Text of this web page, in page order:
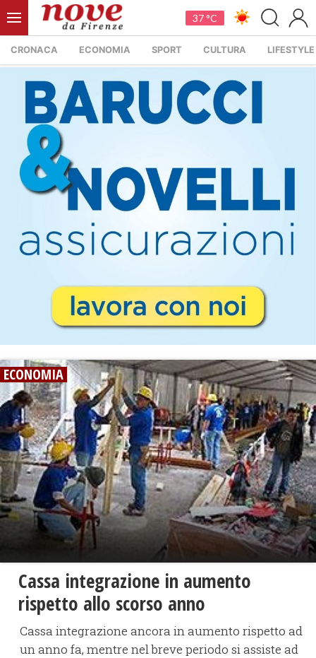
37 °C
CRONACA ECONOMIA SPORT CULTURA LIFESTYLE
ECONOMIA
Cassa integrazione in aumento
rispetto allo scorso anno
Cassa integrazione ancora in aumento rispetto ad
un anno fa, mentre nel breve periodo si assiste ad